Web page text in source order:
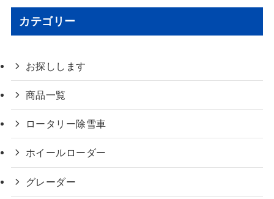
カテゴリー
お探しします
商品一覧
ロータリー除雪車
ホイールローダー
グレーダー